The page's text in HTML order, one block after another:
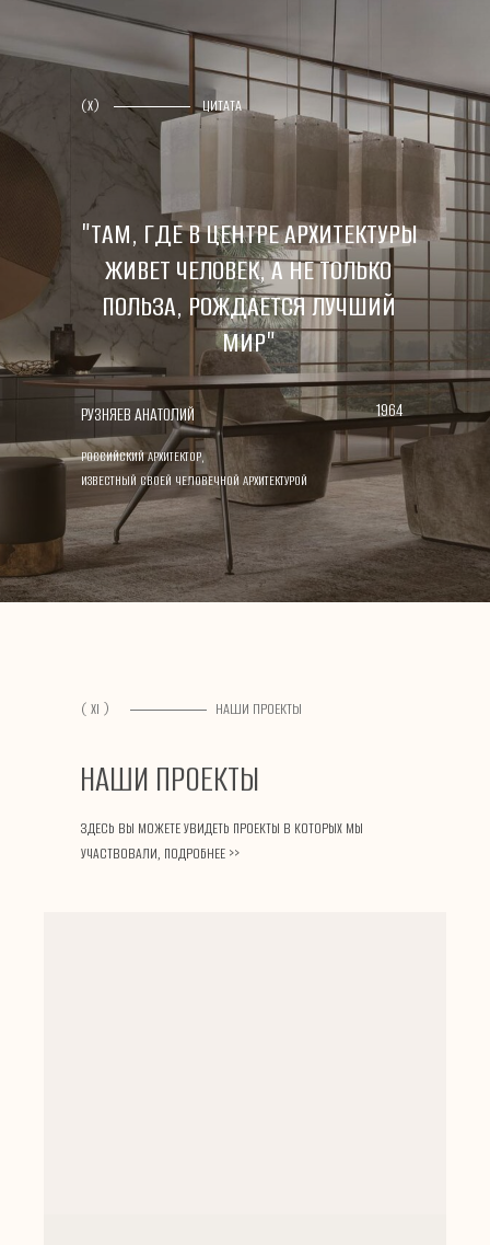
(X) ЦИТАТА
1964
РОССИЙСКИЙ АРХИТЕКТОР,
ИЗВЕСТНЫЙ СВОЕЙ ЧЕЛОВЕЧНОЙ АРХИТЕКТУРОЙ
"ТАМ, ГДЕ В ЦЕНТРЕ АРХИТЕКТУРЫ
ЖИВЕТ ЧЕЛОВЕК, А НЕ ТОЛЬКО
ПОЛЬЗА, РОЖДАЕТСЯ ЛУЧШИЙ
МИР"
РУЗНЯЕВ АНАТОЛИЙ
( XI ) НАШИ ПРОЕКТЫ
ЗДЕСЬ ВЫ МОЖЕТЕ УВИДЕТЬ ПРОЕКТЫ В КОТОРЫХ МЫ
УЧАСТВОВАЛИ, ПОДРОБНЕЕ >>
НАШИ ПРОЕКТЫ